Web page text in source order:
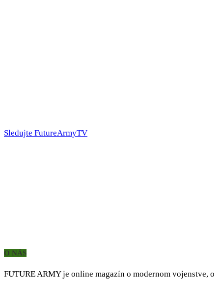
Sledujte FutureArmyTV
O NÁS
FUTURE ARMY je online magazín o modernom vojenstve, o